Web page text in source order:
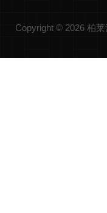
Copyright © 2026 柏